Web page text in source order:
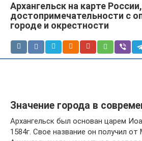
Архангельск на карте России,
достопримечательности с
городе и окрестности
Значение города в
Архангельск был основан царем
1584г. Свое название он получил от